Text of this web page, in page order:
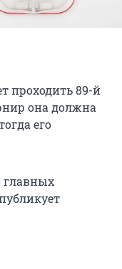
проходить 89-й
она должна
его
главных